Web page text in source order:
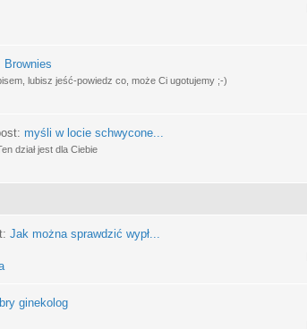
Brownies
lubisz jeść-powiedz co, może Ci ugotujemy ;-)
myśli w locie schwycone...
dział jest dla Ciebie
Jak można sprawdzić wypł...
ginekolog